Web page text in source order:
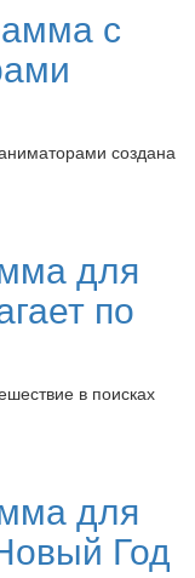
с
создана
для
по
в поисках
для
Год